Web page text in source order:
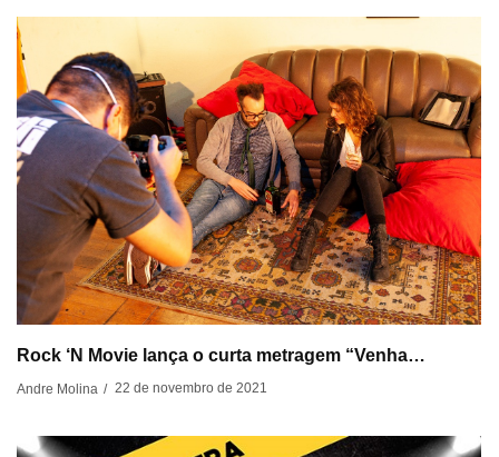
Rock ‘N Movie lança o curta metragem “Venha…
Andre Molina / 22 de novembro de 2021